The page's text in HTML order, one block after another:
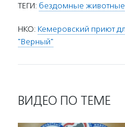
ТЕГИ: бездомные животные
НКО: Кемеровский приют
"Верный"
ВИДЕО ПО ТЕМЕ